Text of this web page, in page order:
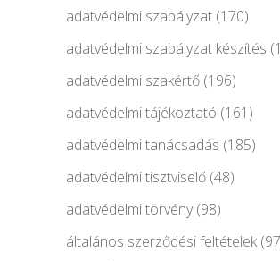
adatvédelmi szabályzat (170)
adatvédelmi szabályzat készítés
adatvédelmi szakértő (196)
adatvédelmi tájékoztató (161)
adatvédelmi tanácsadás (185)
adatvédelmi tisztviselő (48)
adatvédelmi törvény(98)
általános szerződési feltételek